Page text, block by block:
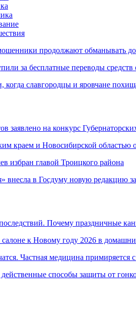
продолжают обманывать
за бесплатные переводы средств
когда славгородцы и яровчане
заявлено на конкурс
краем и Новосибирской областью
избран главой Троицкого района
внесла в Госдуму новую редакцию
Почему праздничные
к Новому году 2026 в
Частная медицина примиряется
действенные способы защиты от